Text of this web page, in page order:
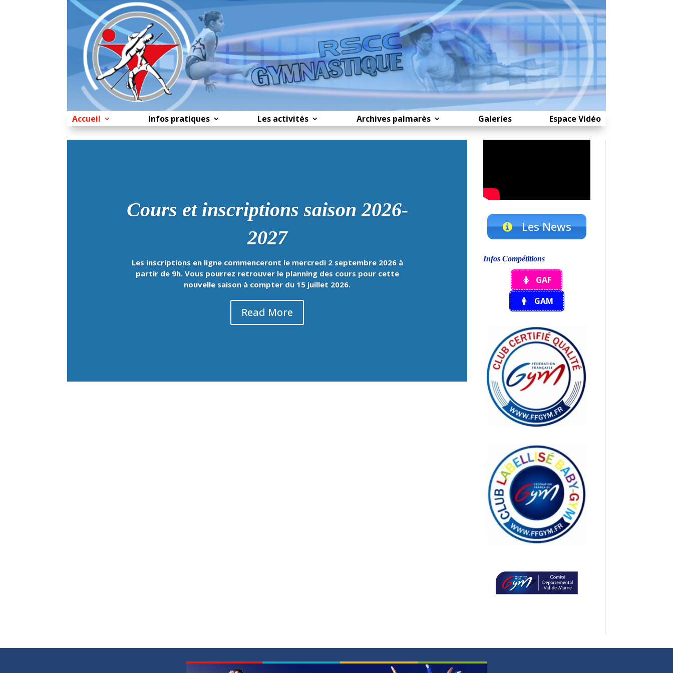
Accueil Infos pratiques Les activités Archives palmarès Galeries Espace Vidéo
Cours et inscriptions saison 2026-
2027
Les inscriptions en ligne commenceront le mercredi 2 septembre 2026 à
partir de 9h. Vous pourrez retrouver le planning des cours pour cette
nouvelle saison à compter du 15 juillet 2026.
Read More
Les News
Infos Compétitions
GAF
GAM